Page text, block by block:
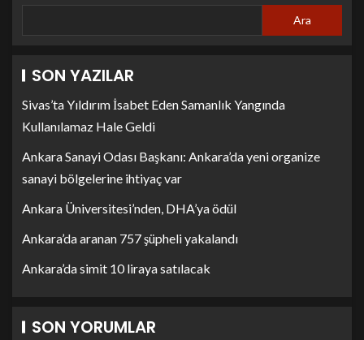
Ara
SON YAZILAR
Sivas’ta Yıldırım İsabet Eden Samanlık Yangında
Kullanılamaz Hale Geldi
Ankara Sanayi Odası Başkanı: Ankara’da yeni organize
sanayi bölgelerine ihtiyaç var
Ankara Üniversitesi’nden, DHA’ya ödül
Ankara’da aranan 757 şüpheli yakalandı
Ankara’da simit 10 liraya satılacak
SON YORUMLAR